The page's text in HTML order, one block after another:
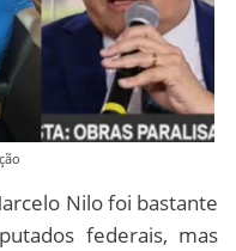
Nilo foi bastante
federais, mas